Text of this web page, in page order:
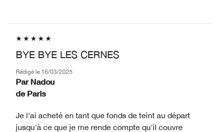
BYE BYE LES CERNES
Rédigé le 16/03/2025
Par Nadou
de Paris
Je l'ai acheté en tant que fonds de teint au départ
jusqu'à ce que je me rende compte qu'il couvre